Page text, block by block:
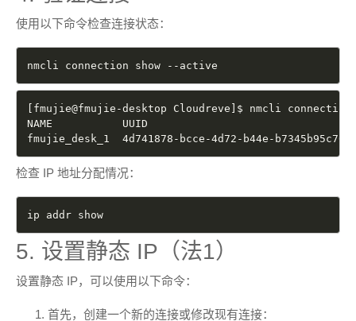
使用以下命令检查连接状态：
nmcli connection show --active
fmujie@fmujie-desktop Cloudreve
$ nmcli
NAME           UUID
fmujie_desk_1  4d741878-bcce-4d72-b44e-
检查 IP 地址分配情况：
ip addr show
5. 设置静态 IP（法1）
设置静态 IP，可以使用以下命令：
首先，创建一个新的连接或修改现有连接：